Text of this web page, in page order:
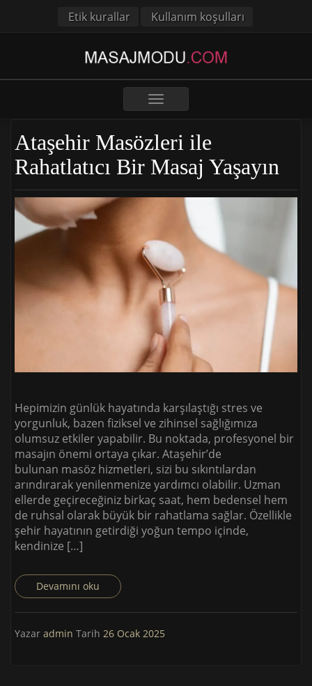
Etik kurallar Kullanım koşulları
Toggle
navigation
Ataşehir Masözleri ile
Rahatlatıcı Bir Masaj Yaşayın
Hepimizin günlük hayatında karşılaştığı stres ve
yorgunluk, bazen fiziksel ve zihinsel sağlığımıza
olumsuz etkiler yapabilir. Bu noktada, profesyonel bir
masajın önemi ortaya çıkar. Ataşehir’de
bulunan masöz hizmetleri, sizi bu sıkıntılardan
arındırarak yenilenmenize yardımcı olabilir. Uzman
ellerde geçireceğiniz birkaç saat, hem bedensel hem
de ruhsal olarak büyük bir rahatlama sağlar. Özellikle
şehir hayatının getirdiği yoğun tempo içinde,
kendinize […]
Devamını oku
Yazar admin Tarih 26 Ocak 2025